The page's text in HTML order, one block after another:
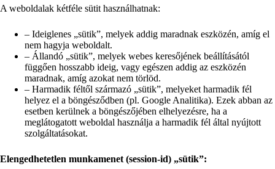
A weboldalak kétféle sütit használhatnak:
– Ideiglenes „sütik”, melyek addig maradnak eszközén, amíg el
nem hagyja weboldalt.
– Állandó „sütik”, melyek webes keresőjének beállításától
függően hosszabb ideig, vagy egészen addig az eszközén
maradnak, amíg azokat nem törlöd.
– Harmadik féltől származó „sütik”, melyeket harmadik fél
helyez el a böngésződben (pl. Google Analitika). Ezek abban az
esetben kerülnek a böngészőjében elhelyezésre, ha a
meglátogatott weboldal használja a harmadik fél által nyújtott
szolgáltatásokat.
Elengedhetetlen munkamenet (session-id) „sütik”: